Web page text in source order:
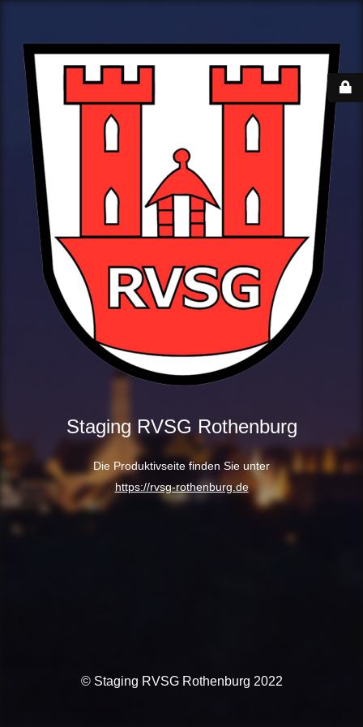
Staging RVSG Rothenburg
Die Produktivseite finden Sie unter
https://rvsg-rothenburg.de
© Staging RVSG Rothenburg 2022